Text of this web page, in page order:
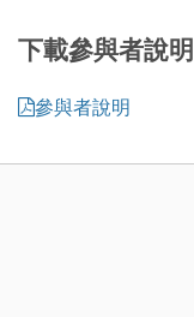
下載參與者說明
參與者說明